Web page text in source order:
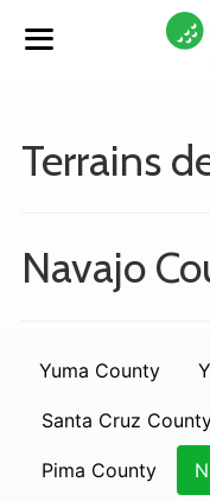
Terrains
Navajo
Yuma County
Santa Cruz
Pima County